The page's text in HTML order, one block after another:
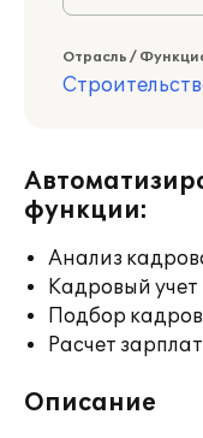
Отрасль /
функции:
Анализ
Кадровый учет
Подбор кадров
Расчет
Описание